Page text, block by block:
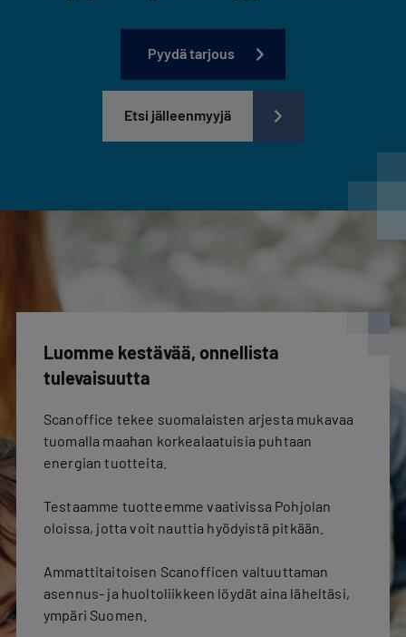
Pyydä tarjous
Etsi jälleenmyyjä
Luomme kestävää, onnellista
tulevaisuutta
Scanoffice tekee suomalaisten arjesta mukavaa
tuomalla maahan korkealaatuisia puhtaan
energian tuotteita.
Testaamme tuotteemme vaativissa Pohjolan
oloissa, jotta voit nauttia hyödyistä pitkään.
Ammattitaitoisen Scanofficen valtuuttaman
asennus- ja huoltoliikkeen löydät aina läheltäsi,
ympäri Suomen.